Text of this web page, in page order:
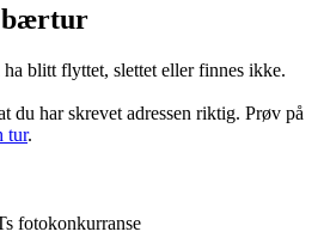
bærtur
blitt flyttet, slettet eller finnes ikke.
du har skrevet adressen riktig. Prøv på
tur.
fotokonkurranse